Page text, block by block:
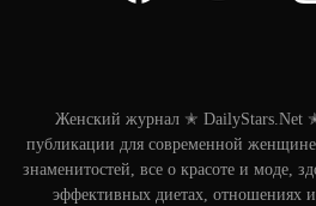
Женский журнал ✭ DailyStars.Net
публикации для современной
знаменитостей, все о красоте и моде,
эффективных диетах, отношениях и